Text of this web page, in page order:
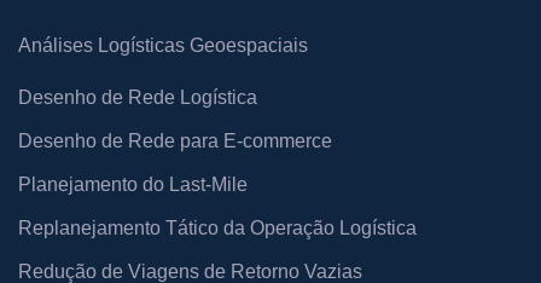
Análises Logísticas Geoespaciais
Desenho de Rede Logística
Desenho de Rede para E-commerce
Planejamento do Last-Mile
Replanejamento Tático da Operação Logística
Redução de Viagens de Retorno Vazias